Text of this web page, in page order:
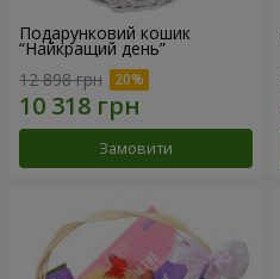
Подарунковий кошик
“Найкращий день”
12 898 грн
Замовити